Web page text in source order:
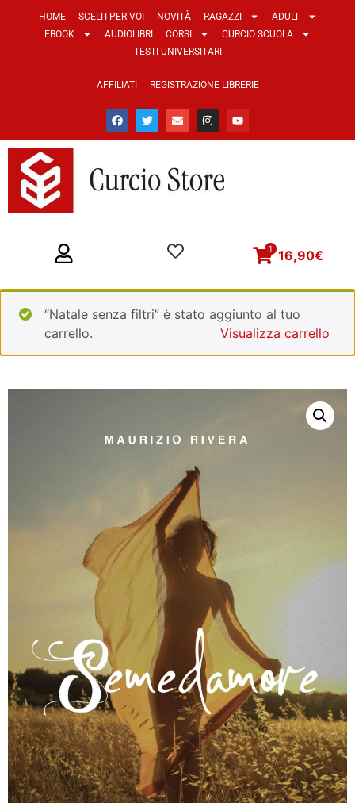
HOME SCELTI PER VOI NOVITÀ RAGAZZI
ADULT
EBOOK
AUDIOLIBRI CORSI
CURCIO SCUOLA
TESTI UNIVERSITARI
AFFILIATI REGISTRAZIONE LIBRERIE
16,90€
1
“Natale senza filtri” è stato aggiunto al tuo
carrello.
Visualizza carrello